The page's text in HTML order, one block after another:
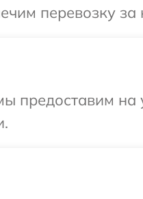
перевозку
предоставим